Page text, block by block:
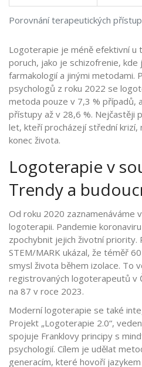
Porovnání terapeutických
Logoterapie je méně efektivní u
poruch, jako je schizofrenie,
farmakologií a jinými metodami.
psychologů z roku 2022 se
metoda pouze v 7,3 % případů,
přístupy až v 28,6 %. Nejčastěji
let, kteří procházejí střední krizí,
konec života.
Logoterapie v
Trendy a
Od roku 2020 zaznamenáváme
logoterapii. Pandemie
zpochybnit jejich životní priority.
STEM/MARK ukázal, že téměř
smysl života během izolace. To
registrovaných logoterapeutů v
na 87 v roce 2023.
Moderní logoterapie se také
Projekt „Logoterapie 2.0“,
spojuje Franklovy principy s
psychologií. Cílem je udělat
generacím, které hovoří